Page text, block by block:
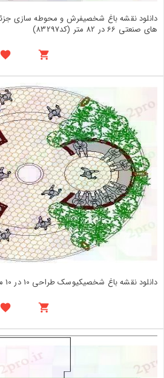
دانلود نقشه باغ شخصیفرش و محوطه سازی
های صنعتی 66 در 82 متر (کد83297)
دانلود نقشه باغ شخصیکیوسک طراحی 10 در 10 متر (کد82451)